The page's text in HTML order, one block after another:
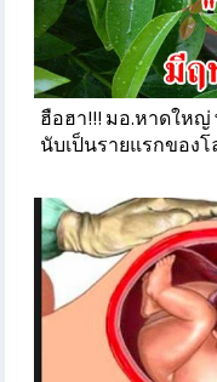
ฮือฮา!!! มอ.หาดใหญ่
นับเป็นรายแรกของโ